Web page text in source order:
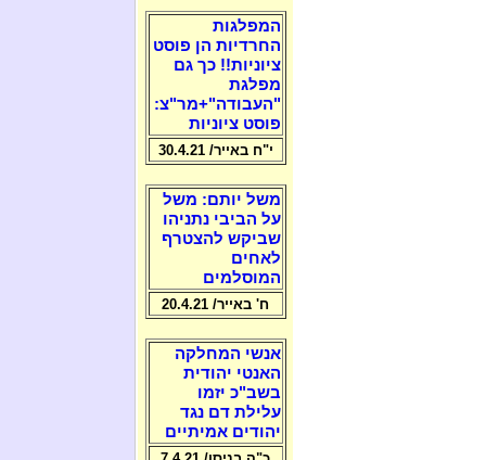
המפלגות
החרדיות הן פוסט
ציוניות!! כך גם
מפלגת
"העבודה"+מר"צ:
פוסט ציוניות
י"ח באייר/ 30.4.21
משל יותם: משל
על הביבי נתניהו
שביקש להצטרף
לאחים
המוסלמים
ח' באייר/ 20.4.21
אנשי המחלקה
האנטי יהודית
בשב"כ יזמו
עלילת דם נגד
יהודים אמיתיים